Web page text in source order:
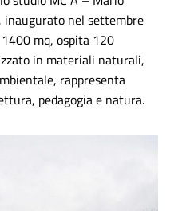
inaugurato nel settembre
mq, ospita 120
in materiali naturali,
rappresenta
pedagogia e natura.